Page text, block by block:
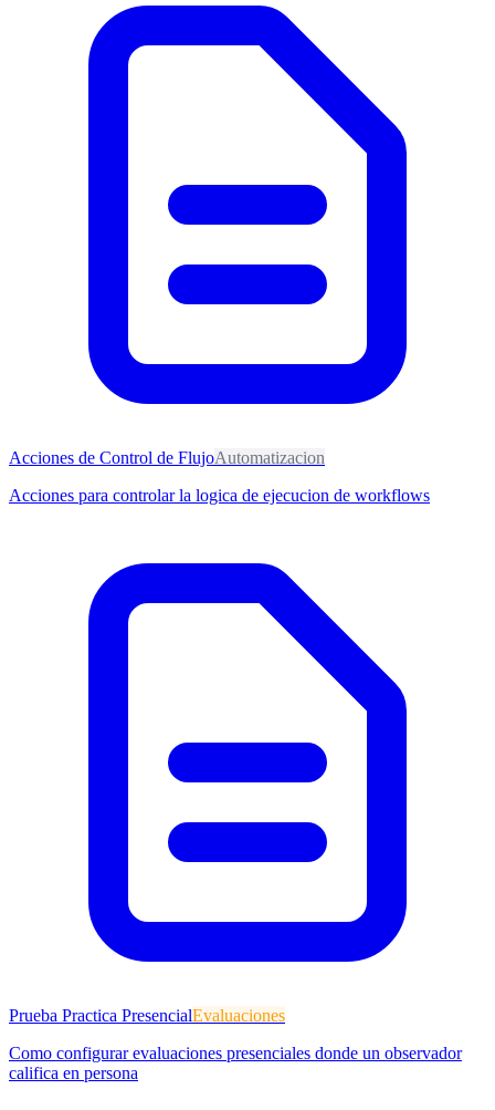
Acciones de Control de FlujoAutomatizacion
Acciones para controlar la logica de ejecucion de workflows
Prueba Practica PresencialEvaluaciones
Como configurar evaluaciones presenciales donde un observador
califica en persona